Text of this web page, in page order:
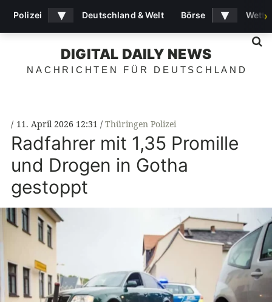
DIGITAL DAILY NEWS
NACHRICHTEN FÜR DEUTSCHLAND
11. April 2026 12:31 Thüringen Polizei
Radfahrer mit 1,35 Promille
und Drogen in Gotha
gestoppt
Polizei ▾ Deutschland & Welt Börse ▾ ›